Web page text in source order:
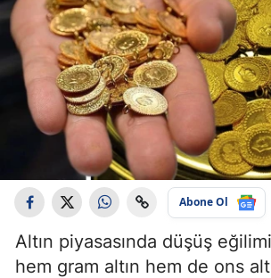
Abone Ol
Altın piyasasında düşüş
hem gram altın hem de ons